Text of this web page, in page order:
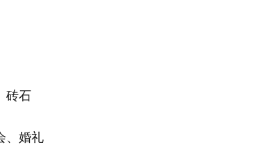
砖石
、婚礼